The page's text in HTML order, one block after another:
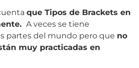
que Tipos de Brackets en
A veces se tiene
partes del mundo pero que no
muy practicadas en